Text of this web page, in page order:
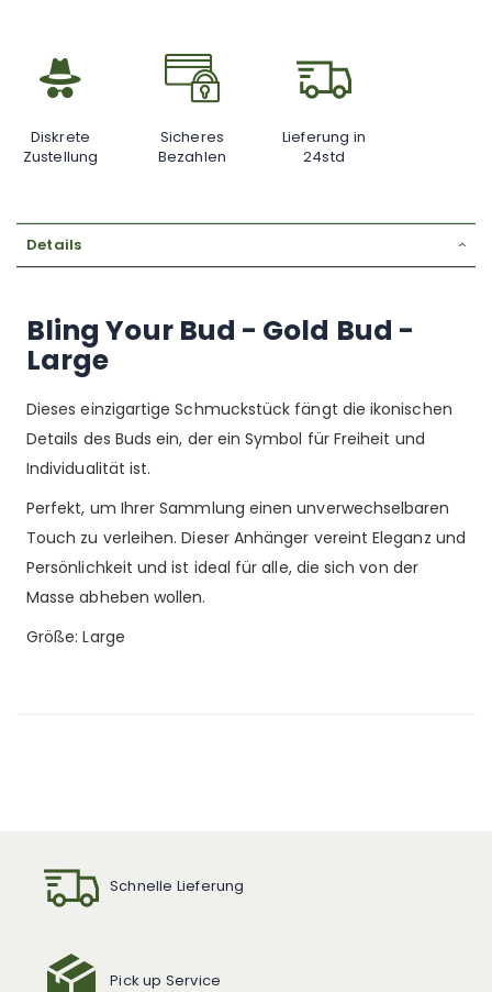
Diskrete
Zustellung
Sicheres
Bezahlen
Lieferung in
24std
Details
Bling Your Bud - Gold Bud -
Large
Dieses einzigartige Schmuckstück fängt die ikonischen
Details des Buds ein, der ein Symbol für Freiheit und
Individualität ist.
Perfekt, um Ihrer Sammlung einen unverwechselbaren
Touch zu verleihen. Dieser Anhänger vereint Eleganz und
Persönlichkeit und ist ideal für alle, die sich von der
Masse abheben wollen.
Größe: Large
Schnelle Lieferung
Pick up Service